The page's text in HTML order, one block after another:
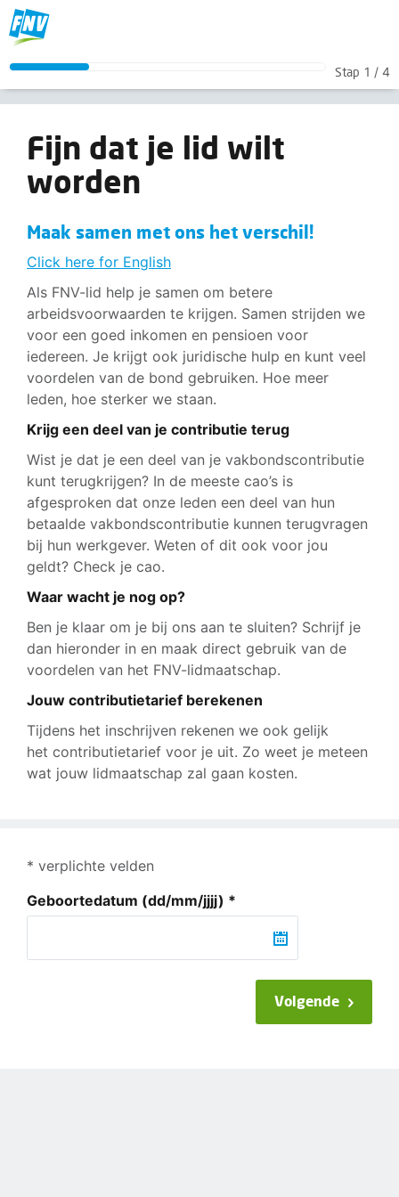
Stap 1 / 4
Fijn dat je lid wilt
worden
Maak samen met ons het verschil!
Click here for English
Als FNV-lid help je samen om betere
arbeidsvoorwaarden te krijgen. Samen strijden we
voor een goed inkomen en pensioen voor
iedereen. Je krijgt ook juridische hulp en kunt veel
voordelen van de bond gebruiken. Hoe meer
leden, hoe sterker we staan.
Krijg een deel van je contributie terug
Wist je dat je een deel van je vakbondscontributie
kunt terugkrijgen? In de meeste cao’s is
afgesproken dat onze leden een deel van hun
betaalde vakbondscontributie kunnen terugvragen
bij hun werkgever. Weten of dit ook voor jou
geldt? Check je cao.
Waar wacht je nog op?
Ben je klaar om je bij ons aan te sluiten? Schrijf je
dan hieronder in en maak direct gebruik van de
voordelen van het FNV-lidmaatschap.
Jouw contributietarief berekenen
Tijdens het inschrijven rekenen we ook gelijk
het contributietarief voor je uit. Zo weet je meteen
wat jouw lidmaatschap zal gaan kosten.
* verplichte velden
Geboortedatum (dd/mm/jjjj) *
Volgende
Fijn dat je lid wilt worden
Maak samen met ons het verschil!